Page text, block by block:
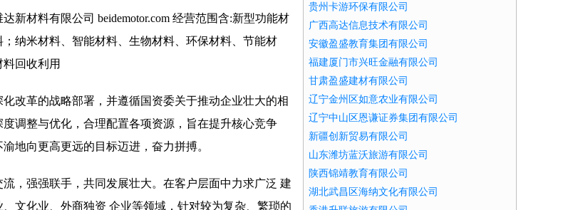
新材料有限公司 beidemotor.com 经营范围含:新型功能材
纳米材料、智能材料、生物材料、环保材料、节能材
回收利用
改革的战略部署，并遵循国资委关于推动企业壮大的相
调整与优化，合理配置各项资源，旨在提升核心竞争
地向更高更远的目标迈进，奋力拼搏。
，强强联手，共同发展壮大。在客户层面中力求广泛 建
文化业、外商独资 企业等领域，针对较为复杂、繁琐的
贵州卡游环保有限公司
广西高达信息技术有限公司
安徽盈盛教育集团有限公司
福建厦门市兴旺金融有限公司
甘肃盈盛建材有限公司
辽宁金州区如意农业有限公司
辽宁中山区恩谦证券集团有限公司
新疆创新贸易有限公司
山东潍坊蓝沃旅游有限公司
陕西锦靖教育有限公司
湖北武昌区海纳文化有限公司